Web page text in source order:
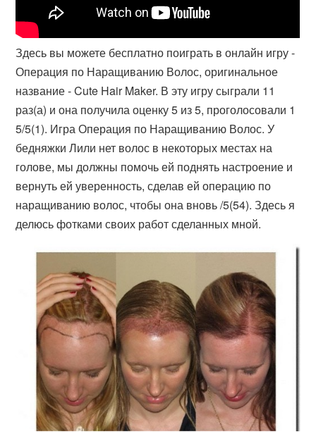
Здесь вы можете бесплатно поиграть в онлайн игру -
Операция по Наращиванию Волос, оригинальное
название - Cute Hair Maker. В эту игру сыграли 11
раз(а) и она получила оценку 5 из 5, проголосовали 1
5/5(1). Игра Операция по Наращиванию Волос. У
бедняжки Лили нет волос в некоторых местах на
голове, мы должны помочь ей поднять настроение и
вернуть ей уверенность, сделав ей операцию по
наращиванию волос, чтобы она вновь /5(54). Здесь я
делюсь фотками своих работ сделанных мной.